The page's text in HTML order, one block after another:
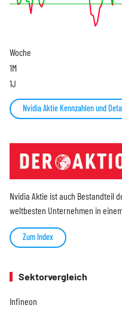
Woche
1M
1J
Nvidia Aktie Kennzahlen und
Nvidia Aktie ist auch Bestandteil
weltbesten Unternehmen in
Zum Index
Sektorvergleich
Infineon